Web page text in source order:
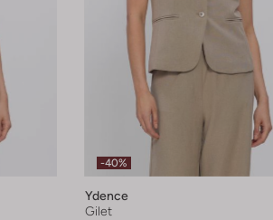
-40%
Ydence
Gilet